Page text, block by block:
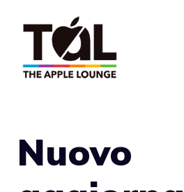
contenuto
Nuovo